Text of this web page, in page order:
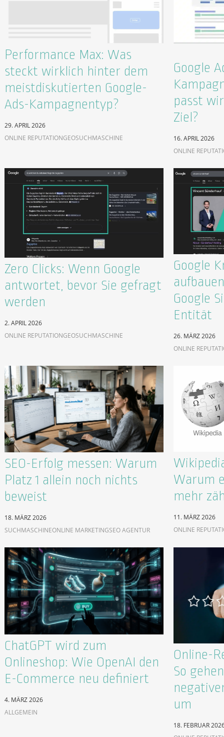
Performance Max: Was
steckt wirklich hinter dem
meistdiskutierten Google-
Ads-Kampagnentyp?
29. APRIL 2026
ONLINE REPUTATIONGEOSUCHMASCHINE
Google
passt
Ziel?
16. APRIL 2026
ONLINE
Zero Clicks: Wenn Google
antwortet, bevor Sie gefragt
werden
2. APRIL 2026
ONLINE REPUTATIONGEOSUCHMASCHINE
Google
Google
Entität
26. MÄRZ 2026
ONLINE
SEO-Erfolg messen: Warum
Platz 1 allein noch nichts
beweist
18. MÄRZ 2026
SUCHMASCHINEONLINE MARKETINGSEO AGENTUR
Warum
mehr
11. MÄRZ 2026
ONLINE
ChatGPT wird zum
Onlineshop: Wie OpenAI den
E-Commerce neu definiert
4. MÄRZ 2026
ALLGEMEIN
Online-
So
um
18. FEBRUAR